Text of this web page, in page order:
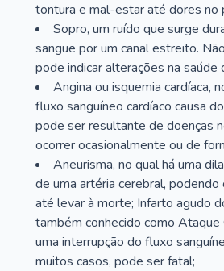
tontura e mal-estar até dores no
Sopro, um ruído que surge
sangue por um canal estreito.
pode indicar alterações na saúde
Angina ou isquemia cardíaca,
fluxo sanguíneo cardíaco causa
pode ser resultante de doenças
ocorrer ocasionalmente ou de
Aneurisma, no qual há uma
de uma artéria cerebral,
até levar à morte; Infarto agudo
também conhecido como Ataque
uma interrupção do fluxo
muitos casos, pode ser fatal;